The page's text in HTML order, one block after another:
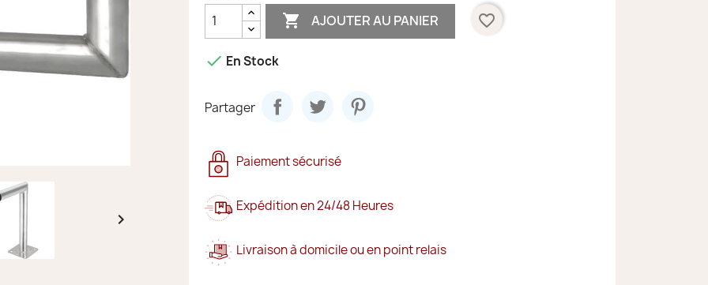

 AJOUTER AU PANIER favorite_border
 En Stock
Partager
Paiement sécurisé
Expédition en 24/48 Heures
Livraison à domicile ou en point relais